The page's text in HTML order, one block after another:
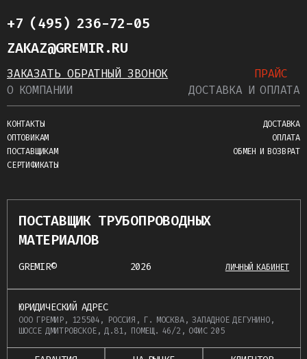
+7 (495) 236-72-05
ZAKAZ@GREMIR.RU
ЗАКАЗАТЬ ОБРАТНЫЙ ЗВОНОК
ПРАЙС
О КОМПАНИИ
КОНТАКТЫ
ОПТОВИКАМ
ПОСТАВЩИКАМ
СЕРТИФИКАТЫ
ДОСТАВКА И ОПЛАТА
ДОСТАВКА
ОПЛАТА
ОБМЕН И ВОЗВРАТ
ПОСТАВЩИК ТРУБОПРОВОДНЫХ
МАТЕРИАЛОВ
GREMIR© 2026 ЛИЧНЫЙ КАБИНЕТ
ЮРИДИЧЕСКИЙ АДРЕС
ООО ГРЕМИР, 125504, РОССИЯ, Г. МОСКВА, ЗАПАДНОЕ ДЕГУНИНО,
ШОССЕ ДМИТРОВСКОЕ, Д.81, ПОМЕЩ. 46/2, ОФИС 205